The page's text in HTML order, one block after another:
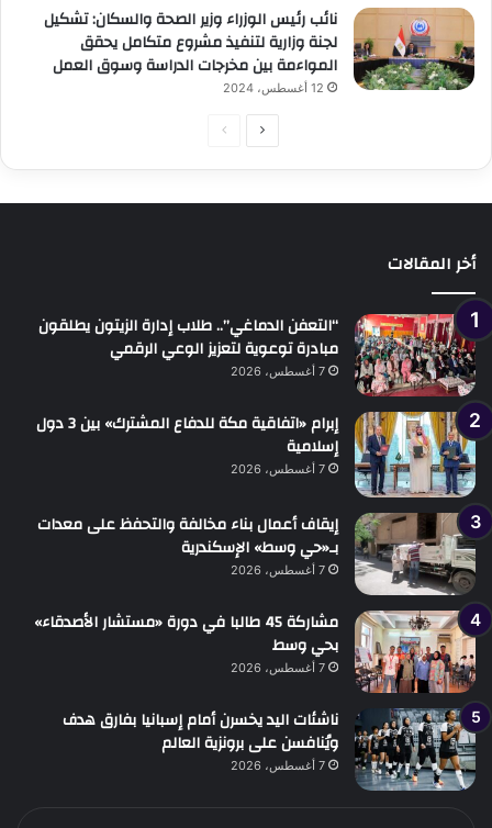
نائب رئيس الوزراء وزير الصحة والسكان: تشكيل
لجنة وزارية لتنفيذ مشروع متكامل يحقق
المواءمة بين مخرجات الدراسة وسوق العمل
12 أغسطس، 2024
الصفحةالصفحة
أخر المقالات
“التعفن الدماغي”.. طلاب إدارة الزيتون يطلقون
مبادرة توعوية لتعزيز الوعي الرقمي
7 أغسطس، 2026
إبرام «اتفاقية مكة للدفاع المشترك» بين 3 دول
إسلامية
7 أغسطس، 2026
إيقاف أعمال بناء مخالفة والتحفظ على معدات
بـ«حي وسط» الإسكندرية
7 أغسطس، 2026
مشاركة 45 طالبا في دورة «مستشار الأصدقاء»
بحي وسط
7 أغسطس، 2026
ناشئات اليد يخسرن أمام إسبانيا بفارق هدف
ويُنافسن على برونزية العالم
7 أغسطس، 2026